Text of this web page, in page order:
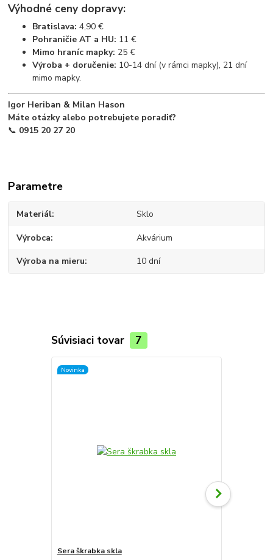
Výhodné ceny dopravy:
Bratislava: 4,90 €
Pohraničie AT a HU: 11 €
Mimo hraníc mapky: 25 €
Výroba + doručenie: 10-14 dní (v rámci mapky), 21 dní
mimo mapky.
Igor Heriban & Milan Hason
Máte otázky alebo potrebujete poradiť?
📞 0915 20 27 20
Parametre
Materiál Sklo
Výrobca Akvárium
Výroba na mieru 10 dní
Súvisiaci tovar 7
Novinka
Sera škrabka skla